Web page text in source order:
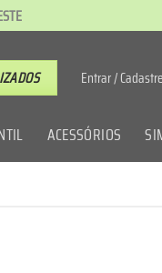
Entrar /
ACESSÓRIOS